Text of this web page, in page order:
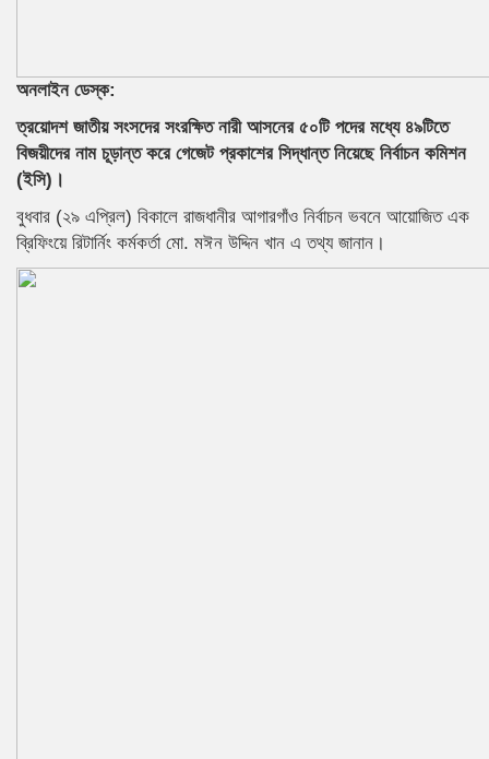
অনলাইন ডেস্ক:
ত্রয়োদশ জাতীয় সংসদের সংরক্ষিত নারী আসনের ৫০টি পদের মধ্যে ৪৯টিতে
বিজয়ীদের নাম চূড়ান্ত করে গেজেট প্রকাশের সিদ্ধান্ত নিয়েছে নির্বাচন কমিশন
(ইসি)।
বুধবার (২৯ এপ্রিল) বিকালে রাজধানীর আগারগাঁও নির্বাচন ভবনে আয়োজিত এক
ব্রিফিংয়ে রিটার্নিং কর্মকর্তা মো. মঈন উদ্দিন খান এ তথ্য জানান।